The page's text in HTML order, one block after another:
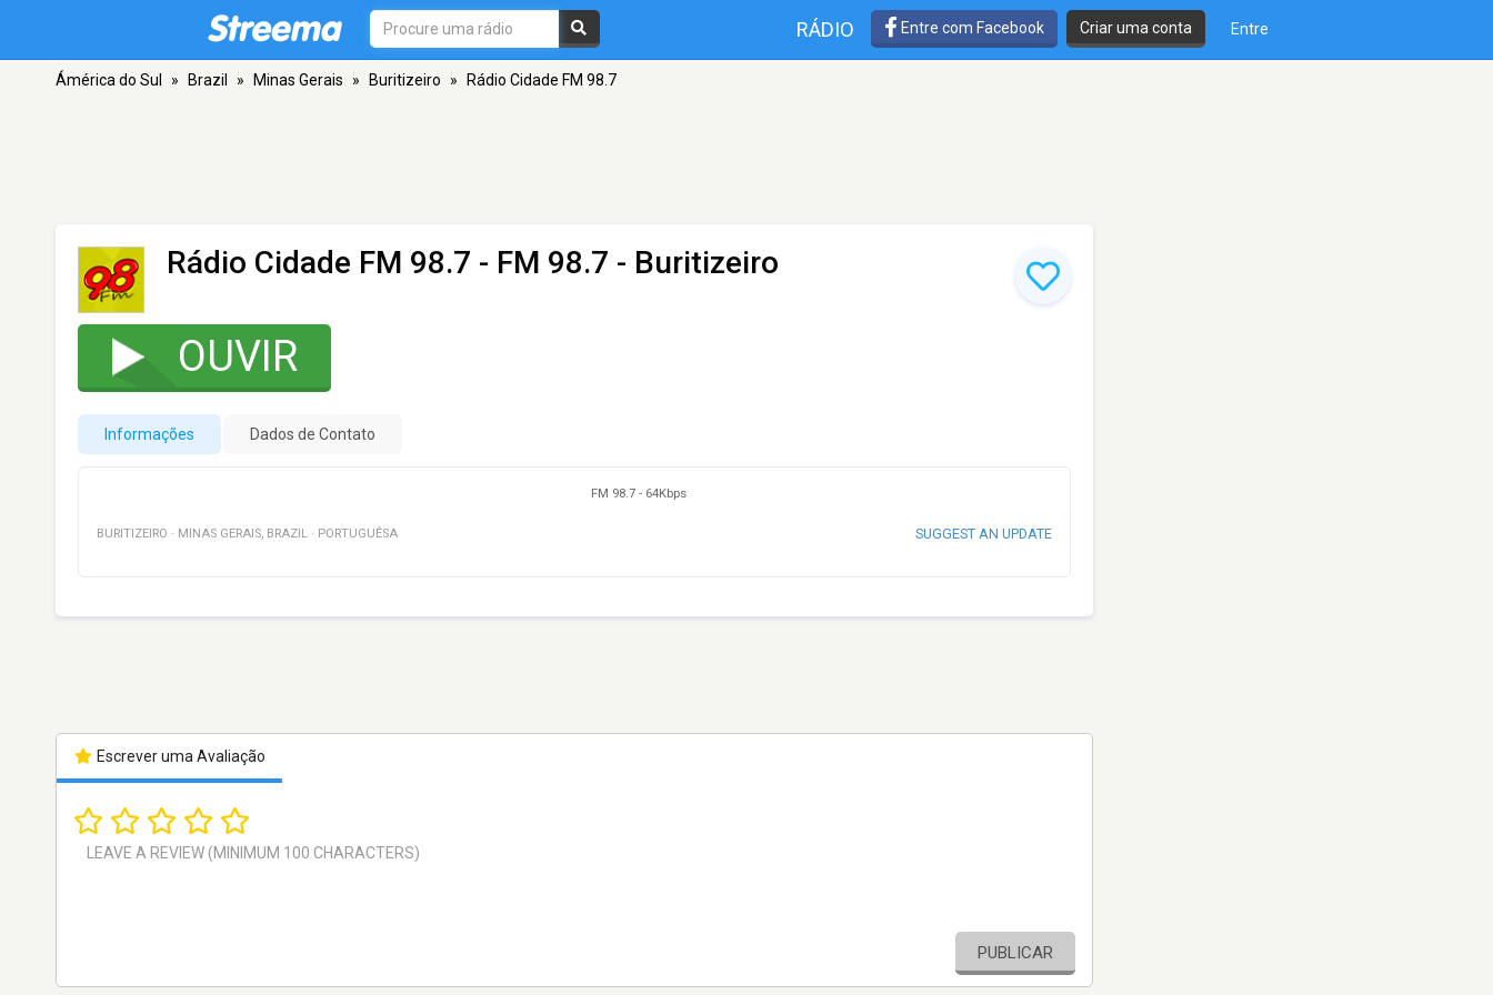
RÁDIO Entre com Facebook Criar uma conta Entre
Ámérica do Sul » Brazil » Minas Gerais » Buritizeiro » Rádio Cidade FM 98.7
Rádio Cidade FM 98.7 - FM 98.7 - Buritizeiro
OUVIR
Informações Dados de Contato
FM 98.7 - 64Kbps
BURITIZEIRO · MINAS GERAIS, BRAZIL · PORTUGUÊSA SUGGEST AN UPDATE
Escrever uma Avaliação
PUBLICAR